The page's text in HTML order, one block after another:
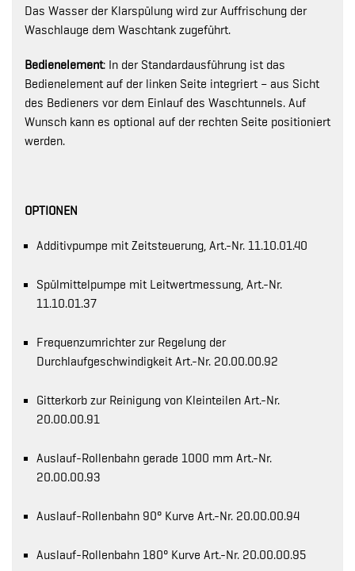
Das Wasser der Klarspülung wird zur Auffrischung der
Waschlauge dem Waschtank zugeführt.
Bedienelement: In der Standardausführung ist das
Bedienelement auf der linken Seite integriert – aus Sicht
des Bedieners vor dem Einlauf des Waschtunnels. Auf
Wunsch kann es optional auf der rechten Seite positioniert
werden.
OPTIONEN
Additivpumpe mit Zeitsteuerung, Art.-Nr. 11.10.01.40
Spülmittelpumpe mit Leitwertmessung, Art.-Nr.
11.10.01.37
Frequenzumrichter zur Regelung der
Durchlaufgeschwindigkeit Art.-Nr. 20.00.00.92
Gitterkorb zur Reinigung von Kleinteilen Art.-Nr.
20.00.00.91
Auslauf-Rollenbahn gerade 1000 mm Art.-Nr.
20.00.00.93
Auslauf-Rollenbahn 90° Kurve Art.-Nr. 20.00.00.94
Auslauf-Rollenbahn 180° Kurve Art.-Nr. 20.00.00.95